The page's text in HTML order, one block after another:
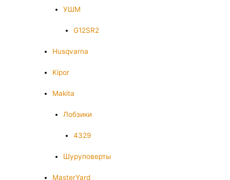
УШМ
G12SR2
Husqvarna
Kipor
Makita
Лобзики
4329
Шуруповерты
MasterYard